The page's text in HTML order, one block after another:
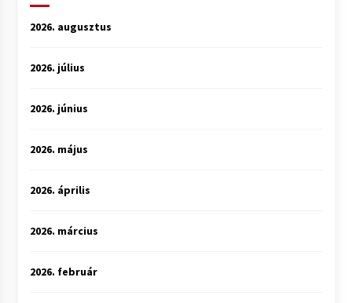
2026. augusztus
2026. július
2026. június
2026. május
2026. április
2026. március
2026. február